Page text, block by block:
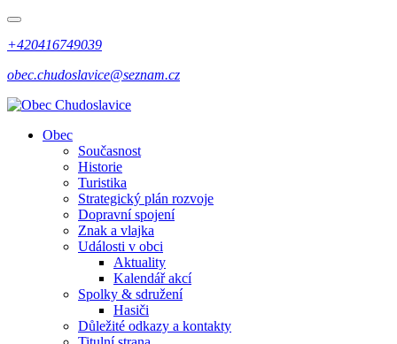
+420416749039
obec.chudoslavice@seznam.cz
Obec
Současnost
Historie
Turistika
Strategický plán rozvoje
Dopravní spojení
Znak a vlajka
Události v obci
Aktuality
Kalendář akcí
Spolky & sdružení
Hasiči
Důležité odkazy a kontakty